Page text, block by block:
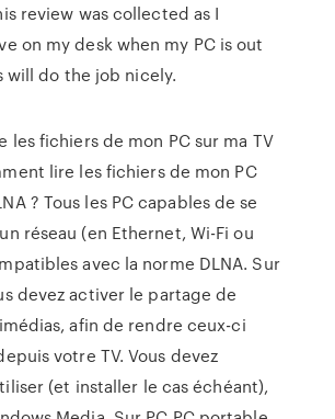
review was collected as I
on my desk when my PC is out
will do the job nicely.
les fichiers de mon PC sur ma TV
lire les fichiers de mon PC
? Tous les PC capables de se
réseau (en Ethernet, Wi-Fi ou
avec la norme DLNA. Sur
devez activer le partage de
afin de rendre ceux-ci
votre TV. Vous devez
(et installer le cas échéant),